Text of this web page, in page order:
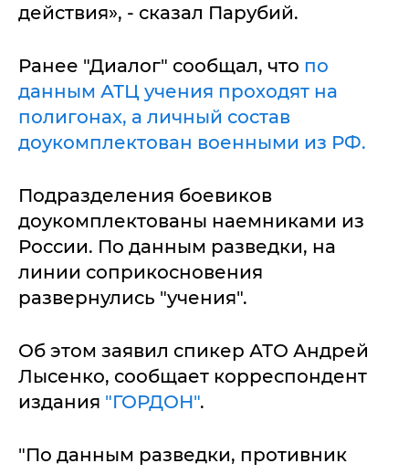
действия», - сказал Парубий.
Ранее "Диалог" сообщал, что по
данным АТЦ учения проходят на
полигонах, а личный состав
доукомплектован военными из РФ.
Подразделения боевиков
доукомплектованы наемниками из
России. По данным разведки, на
линии соприкосновения
развернулись "учения".
Об этом заявил спикер АТО Андрей
Лысенко, сообщает корреспондент
издания "ГОРДОН".
"По данным разведки, противник